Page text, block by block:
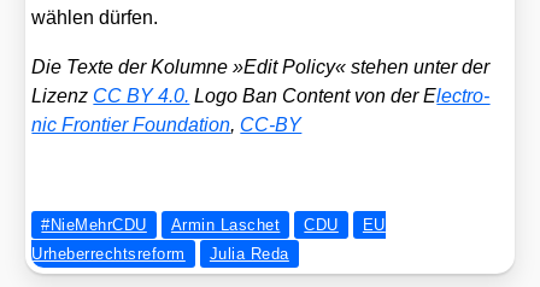
wäh­len dür­fen.
Die Tex­te der Kolum­ne »Edit Poli­cy« ste­hen unter der
Lizenz CC BY 4.0. Logo Ban Con­tent von der Elec­tro­
nic Fron­tier Foun­da­ti­on, CC-BY
#NieMehrCDU Armin Laschet CDU
EU
Urheberrechtsreform
Julia Reda